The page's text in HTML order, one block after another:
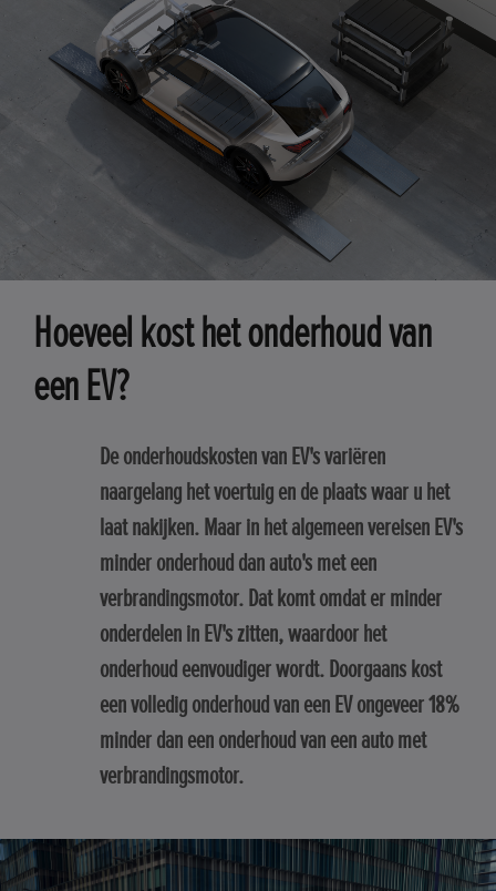
Hoeveel kost het onderhoud van
een EV?
De onderhoudskosten van EV's variëren
naargelang het voertuig en de plaats waar u het
laat nakijken. Maar in het algemeen vereisen EV's
minder onderhoud dan auto's met een
verbrandingsmotor. Dat komt omdat er minder
onderdelen in EV's zitten, waardoor het
onderhoud eenvoudiger wordt. Doorgaans kost
een volledig onderhoud van een EV ongeveer 18%
minder dan een onderhoud van een auto met
verbrandingsmotor.